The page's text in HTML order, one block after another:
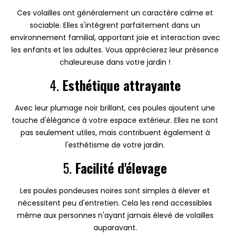
Ces volailles ont généralement un caractère calme et
sociable. Elles s'intègrent parfaitement dans un
environnement familial, apportant joie et interaction avec
les enfants et les adultes. Vous apprécierez leur présence
chaleureuse dans votre jardin !
4. Esthétique attrayante
Avec leur plumage noir brillant, ces poules ajoutent une
touche d'élégance à votre espace extérieur. Elles ne sont
pas seulement utiles, mais contribuent également à
l'esthétisme de votre jardin.
5. Facilité d'élevage
Les poules pondeuses noires sont simples à élever et
nécessitent peu d'entretien. Cela les rend accessibles
même aux personnes n'ayant jamais élevé de volailles
auparavant.